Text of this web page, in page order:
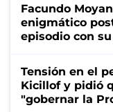
Facundo
enigmático
episodio con
Tensión en el
Kicillof y pidió
"gobernar la